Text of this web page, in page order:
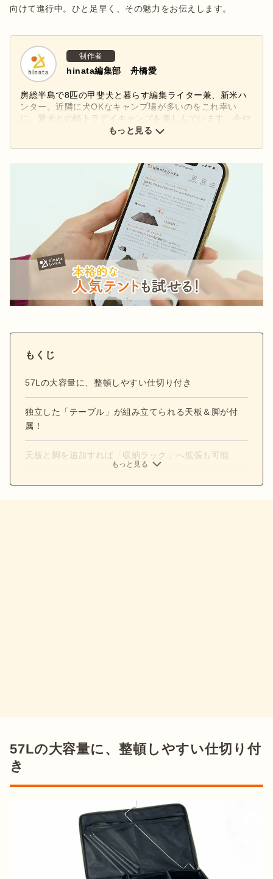
向けて進行中。ひと足早く、その魅力をお伝えします。
制作者
hinata編集部 舟橋愛
房総半島で8匹の甲斐犬と暮らす編集ライター兼、新米ハ
ンター。近隣に犬OKなキャンプ場が多いのをこれ幸い
に、愛犬との軽トラデイキャンプを楽しんでいます。今や
りたいのは、二代目軽トラの車中泊用カスタマイズと狩猟
もっと見る
もくじ
57Lの大容量に、整頓しやすい仕切り付き
独立した「テーブル」が組み立てられる天板＆脚が付
属！
天板と脚を追加すれば「収納ラック」へ拡張も可能
もっと見る
57Lの大容量に、整頓しやすい仕切り付
き